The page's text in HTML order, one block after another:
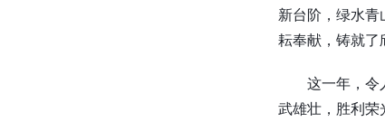
新台阶，绿水
耘奉献，铸就了
这一年，令
武雄壮，胜利荣